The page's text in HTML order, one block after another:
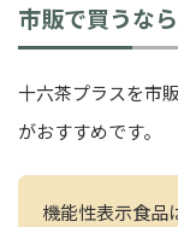
市販で買うな
十六茶プラスを市
がおすすめです。
機能性表示食品